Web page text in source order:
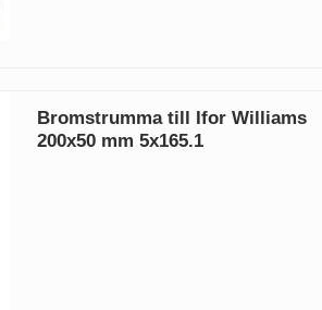
Bromstrumma till Ifor Williams
200x50 mm 5x165.1